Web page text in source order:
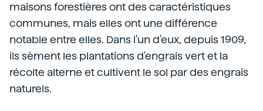
maisons forestières ont des caractéristiques
communes, mais elles ont une différence
notable entre elles. Dans l'un d'eux, depuis 1909,
ils sèment les plantations d'engrais vert et la
récolte alterne et cultivent le sol par des engrais
naturels.